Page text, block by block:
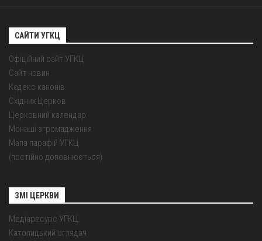
САЙТИ УГКЦ
Офіційний сайт УГКЦ
Сайт новин
Кодекс канонів
Східних Церков
Церковний календар
Монаші згромадження
Мапа парафій УГКЦ
(постійно доповнюється)
ЗМІ ЦЕРКВИ
Медіаресурс УГКЦ
Католицький оглядач